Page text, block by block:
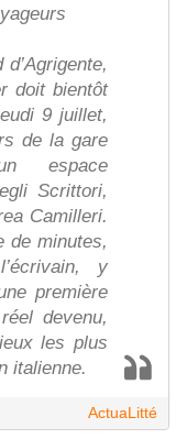
doit bientôt
9 juillet,
de la gare
espace
Scrittori,
Camilleri.
de minutes,
y
première
devenu,
les plus
italienne.
ActuaLitté